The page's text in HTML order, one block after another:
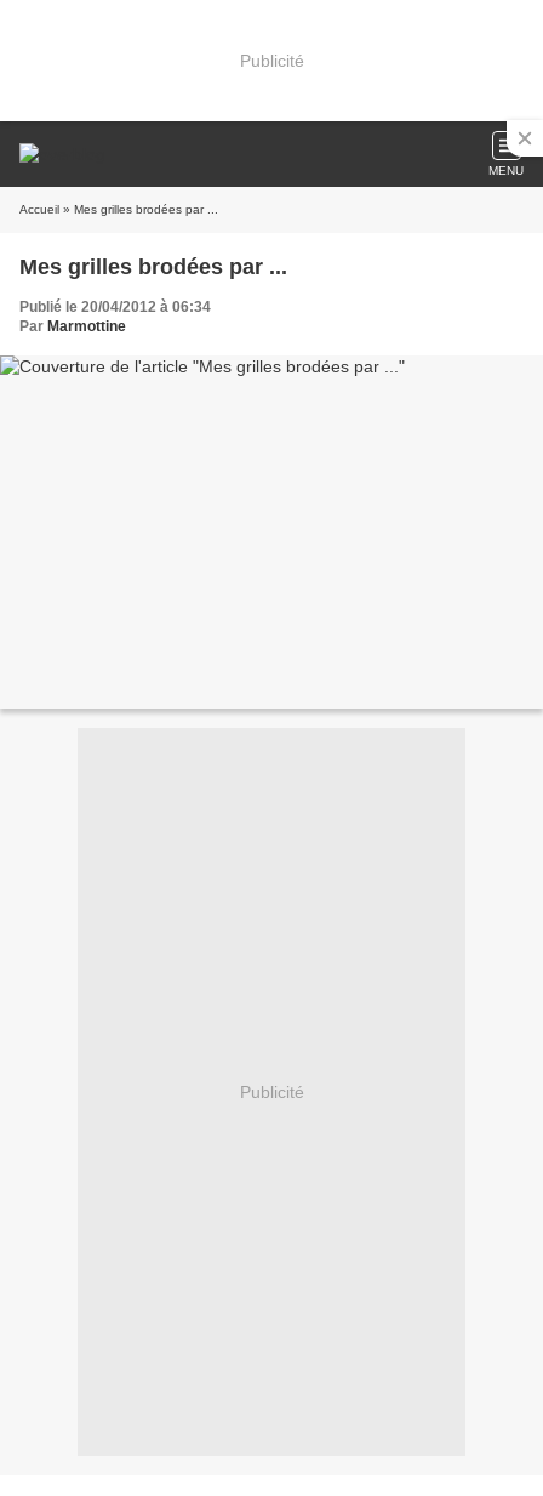
Publicité
MENU
Accueil » Mes grilles brodées par ...
Mes grilles brodées par ...
Publié le 20/04/2012 à 06:34
Par Marmottine
Publicité